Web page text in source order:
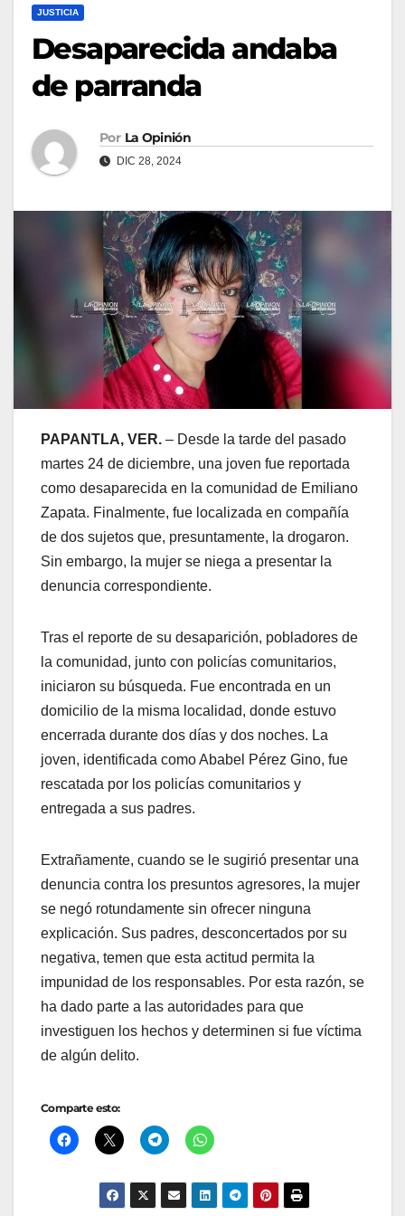
JUSTICIA
Desaparecida andaba
de parranda
Por La Opinión
DIC 28, 2024
PAPANTLA, VER. – Desde la tarde del pasado
martes 24 de diciembre, una joven fue reportada
como desaparecida en la comunidad de Emiliano
Zapata. Finalmente, fue localizada en compañía
de dos sujetos que, presuntamente, la drogaron.
Sin embargo, la mujer se niega a presentar la
denuncia correspondiente.
Tras el reporte de su desaparición, pobladores de
la comunidad, junto con policías comunitarios,
iniciaron su búsqueda. Fue encontrada en un
domicilio de la misma localidad, donde estuvo
encerrada durante dos días y dos noches. La
joven, identificada como Ababel Pérez Gino, fue
rescatada por los policías comunitarios y
entregada a sus padres.
Extrañamente, cuando se le sugirió presentar una
denuncia contra los presuntos agresores, la mujer
se negó rotundamente sin ofrecer ninguna
explicación. Sus padres, desconcertados por su
negativa, temen que esta actitud permita la
impunidad de los responsables. Por esta razón, se
ha dado parte a las autoridades para que
investiguen los hechos y determinen si fue víctima
de algún delito.
Comparte esto: